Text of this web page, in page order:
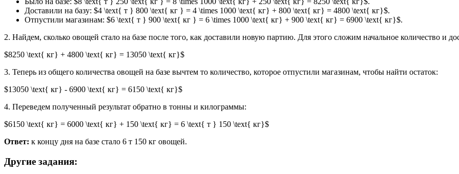
Доставили на базу: $4 \text{ т } 800 \text{ кг } = 4 \times 1000 \text{ кг} + 800 \text{ кг} = 4800 \text{ кг}$.
Отпустили магазинам: $6 \text{ т } 900 \text{ кг } = 6 \times 1000 \text{ кг} + 900 \text{ кг} = 6900 \text{ кг}$.
2. Найдем, сколько овощей стало на базе после того, как доставили новую партию. Для этого сложим начальное количество и
$8250 \text{ кг} + 4800 \text{ кг} = 13050 \text{ кг}$
3. Теперь из общего количества овощей на базе вычтем то количество, которое отпустили магазинам, чтобы найти остаток:
$13050 \text{ кг} - 6900 \text{ кг} = 6150 \text{ кг}$
4. Переведем полученный результат обратно в тонны и килограммы:
$6150 \text{ кг} = 6000 \text{ кг} + 150 \text{ кг} = 6 \text{ т } 150 \text{ кг}$
Ответ: к концу дня на базе стало 6 т 150 кг овощей.
Другие задания: